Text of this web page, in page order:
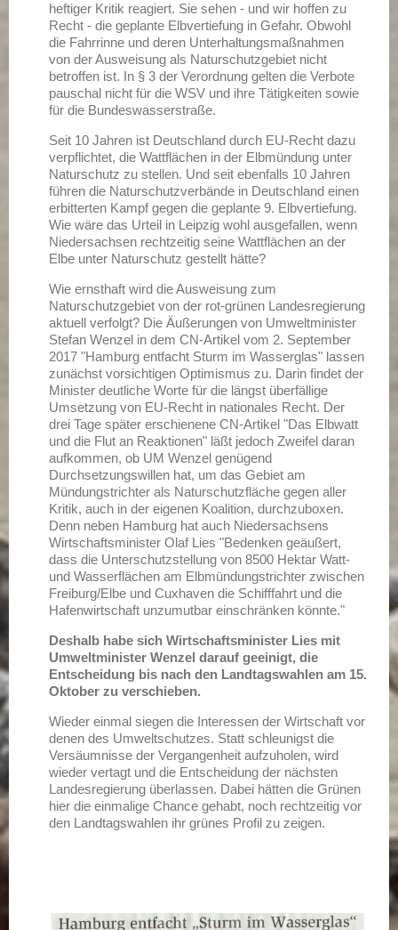
heftiger Kritik reagiert. Sie sehen - und wir hoffen zu
Recht - die geplante Elbvertiefung in Gefahr. Obwohl
die Fahrrinne und deren Unterhaltungsmaßnahmen
von der Ausweisung als Naturschutzgebiet nicht
betroffen ist. In § 3 der Verordnung gelten die Verbote
pauschal nicht für die WSV und ihre Tätigkeiten sowie
für die Bundeswasserstraße.
Seit 10 Jahren ist Deutschland durch EU-Recht dazu
verpflichtet, die Wattflächen in der Elbmündung unter
Naturschutz zu stellen. Und seit ebenfalls 10 Jahren
führen die Naturschutzverbände in Deutschland einen
erbitterten Kampf gegen die geplante 9. Elbvertiefung.
Wie wäre das Urteil in Leipzig wohl ausgefallen, wenn
Niedersachsen rechtzeitig seine Wattflächen an der
Elbe unter Naturschutz gestellt hätte?
Wie ernsthaft wird die Ausweisung zum
Naturschutzgebiet von der rot-grünen Landesregierung
aktuell verfolgt? Die Äußerungen von Umweltminister
Stefan Wenzel in dem CN-Artikel vom 2. September
2017 "Hamburg entfacht Sturm im Wasserglas" lassen
zunächst vorsichtigen Optimismus zu. Darin findet der
Minister deutliche Worte für die längst überfällige
Umsetzung von EU-Recht in nationales Recht. Der
drei Tage später erschienene CN-Artikel "Das Elbwatt
und die Flut an Reaktionen" läßt jedoch Zweifel daran
aufkommen, ob UM Wenzel genügend
Durchsetzungswillen hat, um das Gebiet am
Mündungstrichter als Naturschutzfläche gegen aller
Kritik, auch in der eigenen Koalition, durchzuboxen.
Denn neben Hamburg hat auch Niedersachsens
Wirtschaftsminister Olaf Lies "Bedenken geäußert,
dass die Unterschutzstellung von 8500 Hektar Watt-
und Wasserflächen am Elbmündungstrichter zwischen
Freiburg/Elbe und Cuxhaven die Schifffahrt und die
Hafenwirtschaft unzumutbar einschränken könnte."
Deshalb habe sich Wirtschaftsminister Lies mit
Umweltminister Wenzel darauf geeinigt, die
Entscheidung bis nach den Landtagswahlen am 15.
Oktober zu verschieben.
Wieder einmal siegen die Interessen der Wirtschaft vor
denen des Umweltschutzes. Statt schleunigst die
Versäumnisse der Vergangenheit aufzuholen, wird
wieder vertagt und die Entscheidung der nächsten
Landesregierung überlassen. Dabei hätten die Grünen
hier die einmalige Chance gehabt, noch rechtzeitig vor
den Landtagswahlen ihr grünes Profil zu zeigen.